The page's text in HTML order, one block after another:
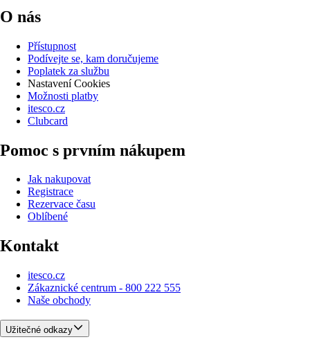
O nás
Přístupnost
Podívejte se, kam doručujeme
Poplatek za službu
Nastavení Cookies
Možnosti platby
itesco.cz
Clubcard
Pomoc s prvním nákupem
Jak nakupovat
Registrace
Rezervace času
Oblíbené
Kontakt
itesco.cz
Zákaznické centrum - 800 222 555
Naše obchody
Užitečné odkazy